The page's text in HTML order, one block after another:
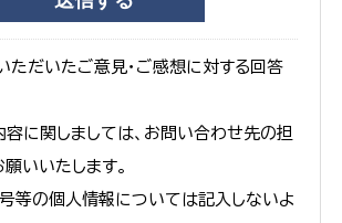
ただいたご意見・ご感想に対する回答
容に関しましては、お問い合わせ先の担
いいたします。
等の個人情報については記入しないよ